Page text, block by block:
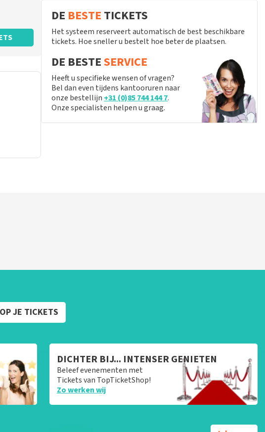
DE BESTE TICKETS
Het systeem reserveert automatisch de best beschikbare
tickets. Hoe sneller u bestelt hoe beter de plaatsen.
DE BESTESERVICE
Heeft u specifieke wensen of vragen?
Bel dan even tijdens kantooruren naar
onze bestellijn +31 (0)85 744 144 7.
Onze specialisten helpen u graag.
JE TICKETS
DICHTER BIJ... INTENSER GENIETEN
Beleef evenementen met
Tickets van TopTicketShop!
Zo werken wij